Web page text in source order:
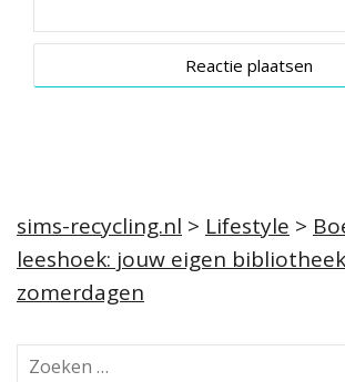
sims-recycling.nl > Lifestyle >
leeshoek: jouw eigen
zomerdagen